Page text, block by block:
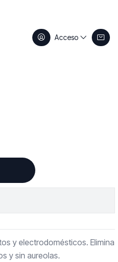
Acceso
y electrodomésticos. Elimina
y sin aureolas.